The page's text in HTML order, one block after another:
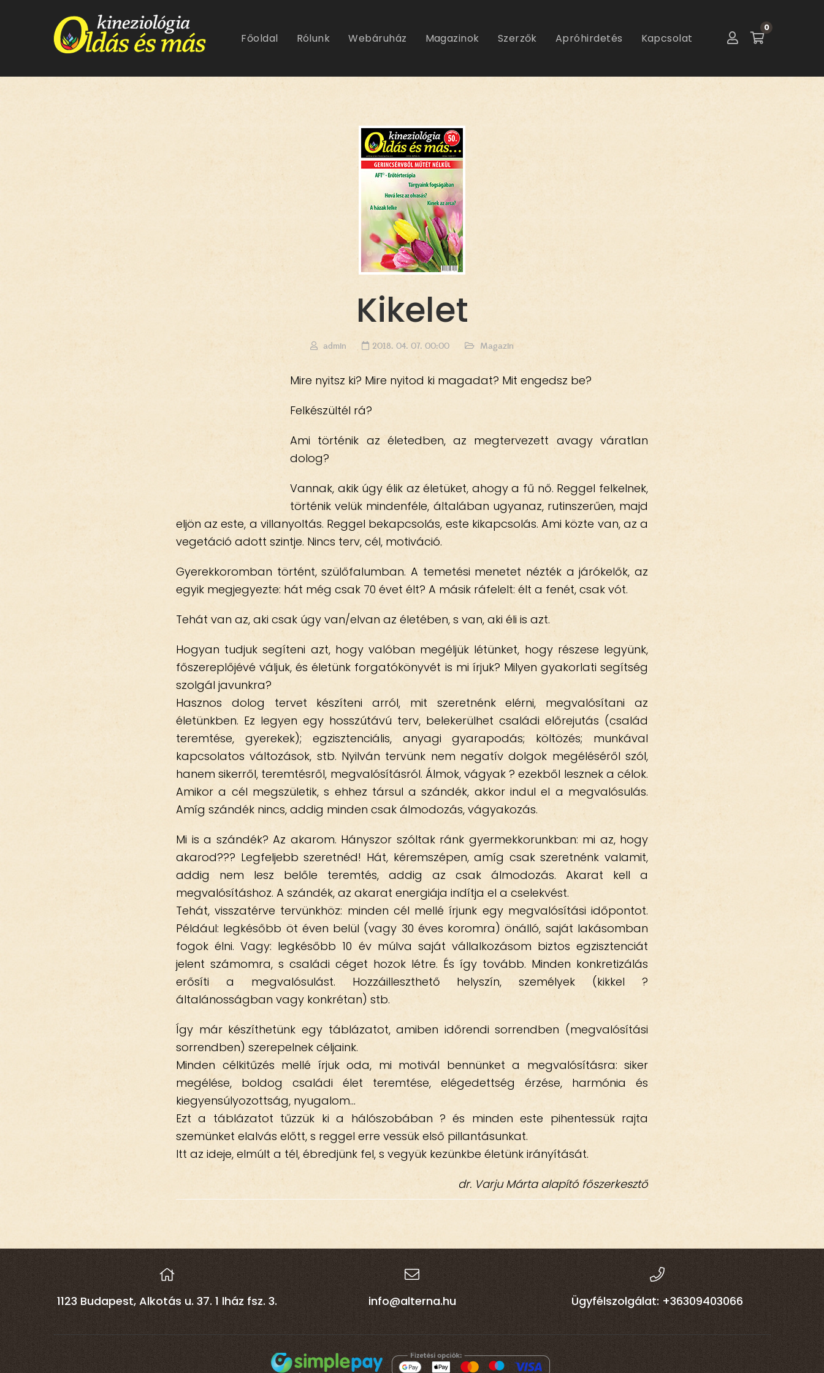
Főoldal Rólunk Webáruház Magazinok Szerzők Apróhirdetés Kapcsolat
0
Kikelet
admin 2018. 04. 07. 00:00 Magazin
Mire nyitsz ki? Mire nyitod ki magadat? Mit engedsz be?
Felkészültél rá?
Ami történik az életedben, az megtervezett avagy váratlan
dolog?
Vannak, akik úgy élik az életüket, ahogy a fű nő. Reggel felkelnek,
történik velük mindenféle, általában ugyanaz, rutinszerűen, majd
eljön az este, a villanyoltás. Reggel bekapcsolás, este kikapcsolás. Ami közte van, az a
vegetáció adott szintje. Nincs terv, cél, motiváció.
Gyerekkoromban történt, szülőfalumban. A temetési menetet nézték a járókelők, az
egyik megjegyezte: hát még csak 70 évet élt? A másik ráfelelt: élt a fenét, csak vót.
Tehát van az, aki csak úgy van/elvan az életében, s van, aki éli is azt.
Hogyan tudjuk segíteni azt, hogy valóban megéljük létünket, hogy részese legyünk,
főszereplőjévé váljuk, és életünk forgatókönyvét is mi írjuk? Milyen gyakorlati segítség
szolgál javunkra?
Hasznos dolog tervet készíteni arról, mit szeretnénk elérni, megvalósítani az
életünkben. Ez legyen egy hosszútávú terv, belekerülhet családi előrejutás (család
teremtése, gyerekek); egzisztenciális, anyagi gyarapodás; költözés; munkával
kapcsolatos változások, stb. Nyilván tervünk nem negatív dolgok megéléséről szól,
hanem sikerről, teremtésről, megvalósításról. Álmok, vágyak ? ezekből lesznek a célok.
Amikor a cél megszületik, s ehhez társul a szándék, akkor indul el a megvalósulás.
Amíg szándék nincs, addig minden csak álmodozás, vágyakozás.
Mi is a szándék? Az akarom. Hányszor szóltak ránk gyermekkorunkban: mi az, hogy
akarod??? Legfeljebb szeretnéd! Hát, kéremszépen, amíg csak szeretnénk valamit,
addig nem lesz belőle teremtés, addig az csak álmodozás. Akarat kell a
megvalósításhoz. A szándék, az akarat energiája indítja el a cselekvést.
Tehát, visszatérve tervünkhöz: minden cél mellé írjunk egy megvalósítási időpontot.
Például: legkésőbb öt éven belül (vagy 30 éves koromra) önálló, saját lakásomban
fogok élni. Vagy: legkésőbb 10 év múlva saját vállalkozásom biztos egzisztenciát
jelent számomra, s családi céget hozok létre. És így tovább. Minden konkretizálás
erősíti a megvalósulást. Hozzáilleszthető helyszín, személyek (kikkel ?
általánosságban vagy konkrétan) stb.
Így már készíthetünk egy táblázatot, amiben időrendi sorrendben (megvalósítási
sorrendben) szerepelnek céljaink.
Minden célkitűzés mellé írjuk oda, mi motivál bennünket a megvalósításra: siker
megélése, boldog családi élet teremtése, elégedettség érzése, harmónia és
kiegyensúlyozottság, nyugalom…
Ezt a táblázatot tűzzük ki a hálószobában ? és minden este pihentessük rajta
szemünket elalvás előtt, s reggel erre vessük első pillantásunkat.
Itt az ideje, elmúlt a tél, ébredjünk fel, s vegyük kezünkbe életünk irányítását.
dr. Varju Márta alapító főszerkesztő
1123 Budapest, Alkotás u. 37. 1 lház fsz. 3. info@alterna.hu Ügyfélszolgálat: +36309403066